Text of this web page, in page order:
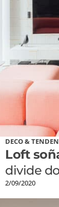
DECO &
Loft
divide
2/09/2020